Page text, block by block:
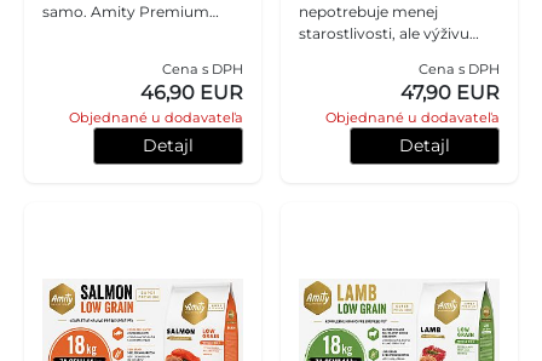
samo. Amity Premium
kompletnej výživy s 35 %
dehydrovaných bi
Cena s DPH
46,90 EUR
Objednané u dodavateľa
Detajl
nepotrebuje menej
starostlivosti, ale výživu
svojmu tempu. Amity
Premium Senior & Light 15
kg ponúk
Cena s DPH
47,90 EUR
Objednané u dodavateľa
Detajl